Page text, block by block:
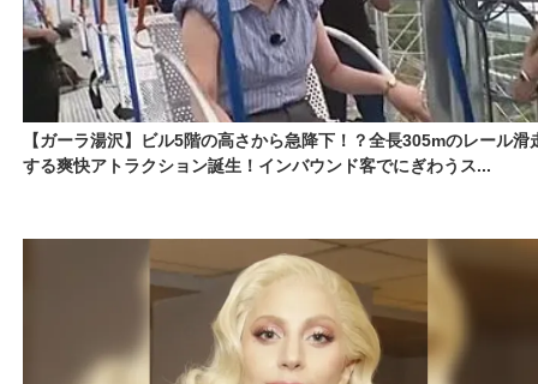
【ガーラ湯沢】ビル5階の高さから急降下！？全長305mのレール滑
する爽快アトラクション誕生！インバウンド客でにぎわうス...